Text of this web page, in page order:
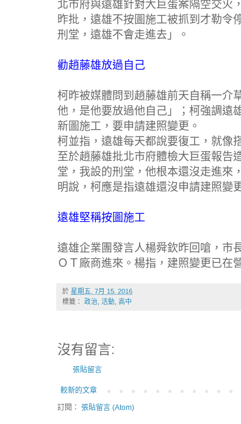
北市府與遠雄針對大巨蛋案隔空交火
昨批，遠雄不按圖施工被抓到才勒令
刑堂，遠雄不會走進去」。
勸趙藤雄放過自己
柯昨被媒體問到趙藤雄前天自稱一介
他，是他要放過他自己」；柯強調遠
新圖施工，要申請建照變更。
柯並指，遠雄每天都說要復工，就像
至於趙藤雄批北市府體檢大巨蛋報告
堂，我設的刑堂，他根本還沒走進來
明說，柯應是指遠雄還沒申請建照變
遠雄堅稱按圖施工
遠雄企業團發言人楊舜欽昨回嗆，市
ＯＴ廠商進來。楊指，建照變更已在
於 星期五, 7月 15, 2016
標籤： 政治 活動 高中
沒有留言:
張貼留言
較新的文章
訂閱： 張貼留言 (Atom)